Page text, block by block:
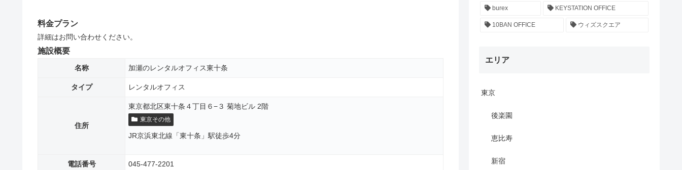
料金プラン
詳細はお問い合わせください。
施設概要
名称 加瀬のレンタルオフィス東十条
タイプ レンタルオフィス
住所
東京都北区東十条４丁目６−３ 菊地ビル 2階
東京その他
JR京浜東北線「東十条」駅徒歩4分
電話番号 045-477-2201
burex KEYSTATION OFFICE
10BAN OFFICE ウィズスクエア
エリア
東京
後楽園
恵比寿
新宿